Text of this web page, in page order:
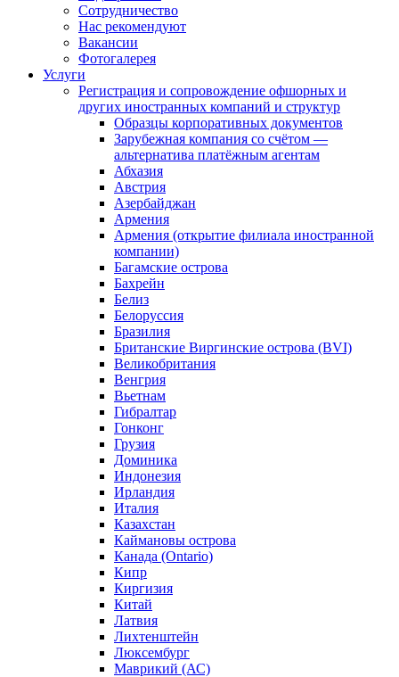
Сотрудничество
Нас рекомендуют
Вакансии
Фотогалерея
Услуги
Регистрация и сопровождение офшорных и
других иностранных компаний и структур
Образцы корпоративных документов
Зарубежная компания со счётом —
альтернатива платёжным агентам
Абхазия
Австрия
Азербайджан
Армения
Армения (открытие филиала иностранной
компании)
Багамские острова
Бахрейн
Белиз
Белоруссия
Бразилия
Британские Виргинские острова (BVI)
Великобритания
Венгрия
Вьетнам
Гибралтар
Гонконг
Грузия
Доминика
Индонезия
Ирландия
Италия
Казахстан
Каймановы острова
Канада (Ontario)
Кипр
Киргизия
Китай
Латвия
Лихтенштейн
Люксембург
Маврикий (АС)